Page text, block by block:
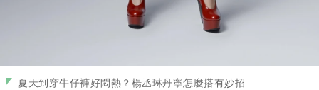
夏天到穿牛仔褲好悶熱？楊丞琳丹寧怎麼搭有妙招